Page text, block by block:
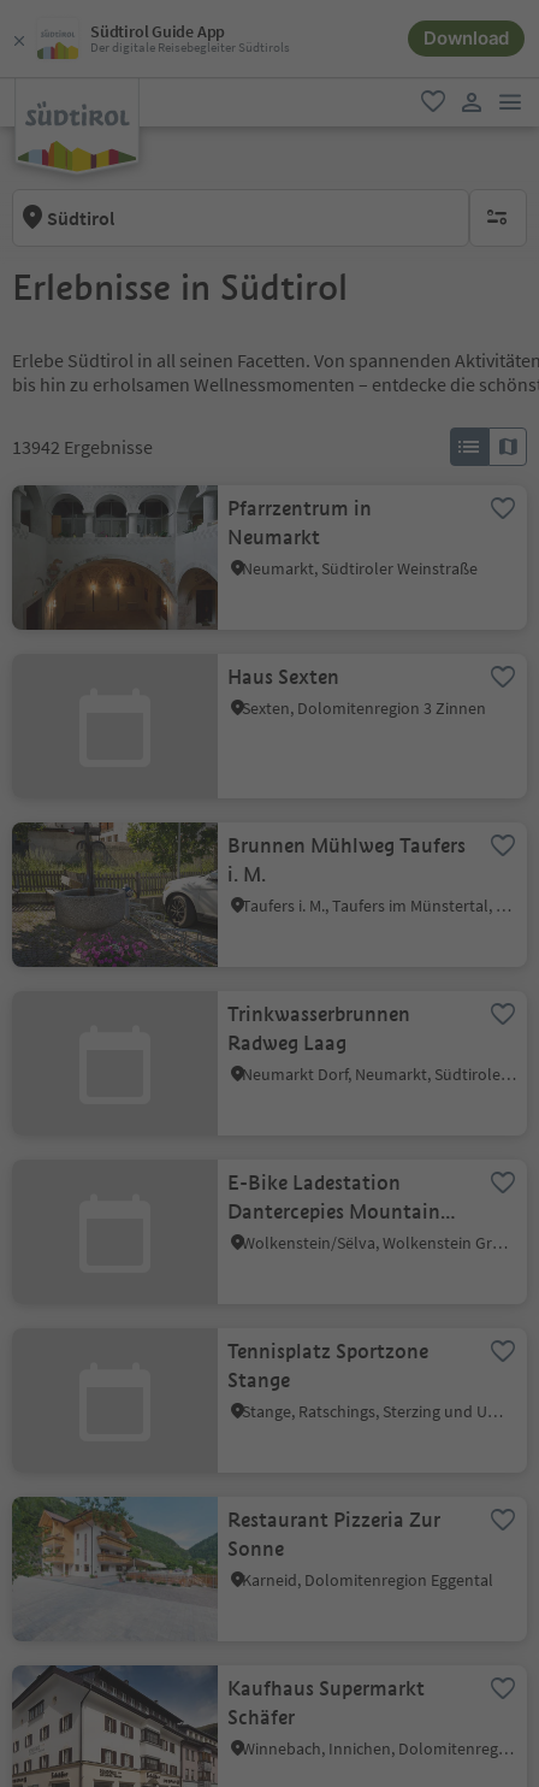
Südtirol Guide App
Der digitale Reisebegleiter Südtirols Download
favorit
Südtirol keine
Erlebnisse in Südtirol
Erlebe Südtirol in all seinen Facetten. Von spannenden
bis hin zu erholsamen Wellnessmomenten – entdecke die
13942 Ergebnisse
Pfarrzentrum in
Neumarkt
Neumarkt, Südtiroler Weinstraße
Haus Sexten
Sexten, Dolomitenregion 3 Zinnen
Brunnen Mühlweg Taufers
i. M.
Taufers i. M., Taufers im Münstertal, Vinschgau
Trinkwasserbrunnen
Radweg Laag
Neumarkt Dorf, Neumarkt, Südtiroler Weinstraße
E-Bike Ladestation
Dantercepies Mountain
Lounge Hütte
Wolkenstein/Sëlva, Wolkenstein Gröden, Dolomitenregion Gröden
Tennisplatz Sportzone
Stange
Stange, Ratschings, Sterzing und Umgebung
Restaurant Pizzeria Zur
Sonne
Karneid, Dolomitenregion Eggental
Kaufhaus Supermarkt
Schäfer
Winnebach, Innichen, Dolomitenregion 3 Zinnen